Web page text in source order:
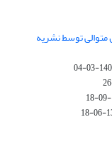
توسط نشریه
1401-